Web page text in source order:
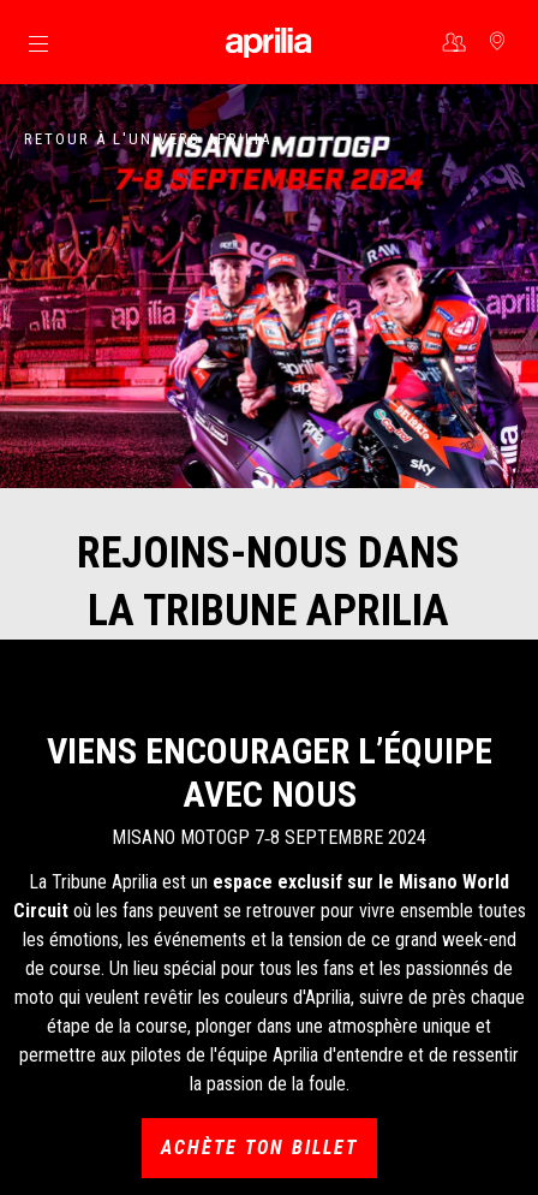
Aller au contenu principal
RETOUR À L'UNIVERS APRILIA
REJOINS-NOUS DANS
LA TRIBUNE APRILIA
VIENS ENCOURAGER L’ÉQUIPE
AVEC NOUS
MISANO MOTOGP 7‑8 SEPTEMBRE 2024
La Tribune Aprilia est un espace exclusif sur le Misano World
Circuitoù les fans peuvent se retrouver pour vivre ensemble toutes
les émotions, les événements et la tension de ce grand week-end
de course. Un lieu spécial pour tous les fans et les passionnés de
moto qui veulent revêtir les couleurs d'Aprilia, suivre de près chaque
étape de la course, plonger dans une atmosphère unique et
permettre aux pilotes de l'équipe Aprilia d'entendre et de ressentir
la passion de la foule.
ACHÈTE TON BILLET